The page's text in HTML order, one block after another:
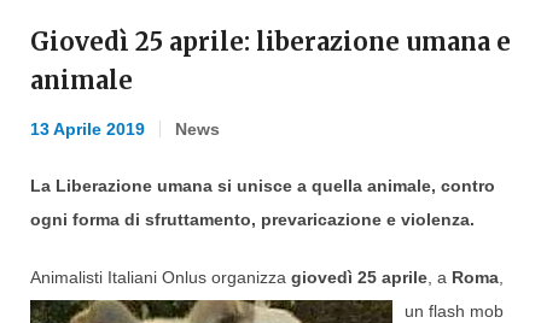
Giovedì 25 aprile: liberazione umana e
animale
13 Aprile 2019 News
La Liberazione umana si unisce a quella animale, contro
ogni forma di sfruttamento, prevaricazione e violenza.
Animalisti Italiani Onlus organizza giovedì 25 aprile , a Roma
un flash mob